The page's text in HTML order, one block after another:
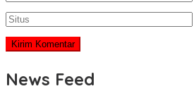
News Feed